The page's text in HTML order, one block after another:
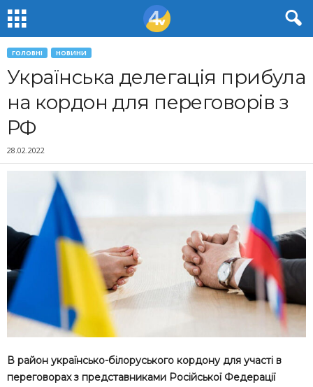
ГОЛОВНІ НОВИНИ
Українська делегація прибула
на кордон для переговорів з
РФ
28.02.2022
В район українсько-білоруського кордону для участі в
переговорах з представниками Російської Федерації